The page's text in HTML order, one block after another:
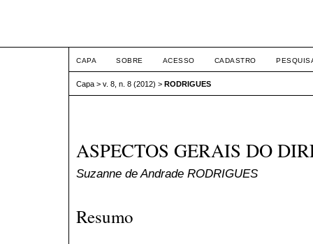
CAPA SOBRE ACESSO CADASTRO
Capa > v. 8, n. 8 (2012) > RODRIGUES
ASPECTOS GERAIS DO
Suzanne de Andrade RODRIGUES
Resumo